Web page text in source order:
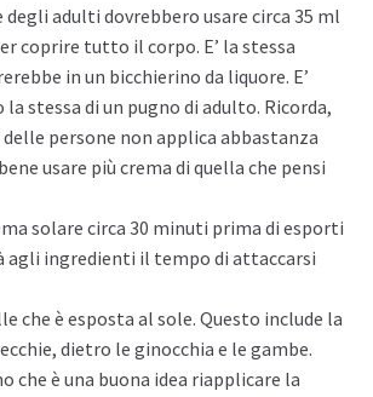
adulti dovrebbero usare circa 35 ml
coprire tutto il corpo. E’ la stessa
in un bicchierino da liquore. E’
la stessa di un pugno di adulto. Ricorda,
persone non applica abbastanza
usare più crema di quella che pensi
solare circa 30 minuti prima di esporti
agli ingredienti il tempo di attaccarsi
che è esposta al sole. Questo include la
dietro le ginocchia e le gambe.
che è una buona idea riapplicare la